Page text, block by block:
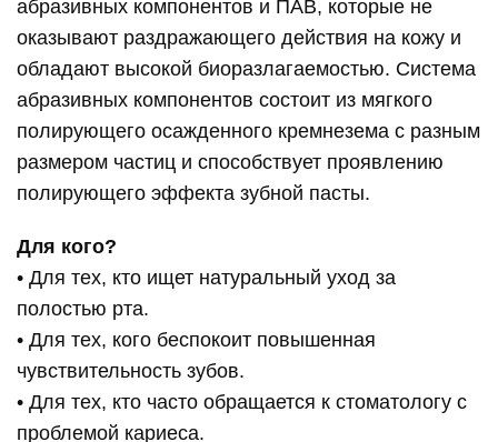
абразивных компонентов и ПАВ, которые не
оказывают раздражающего действия на кожу и
обладают высокой биоразлагаемостью. Система
абразивных компонентов состоит из мягкого
полирующего осажденного кремнезема с разным
размером частиц и способствует проявлению
полирующего эффекта зубной пасты.
Для кого?
• Для тех, кто ищет натуральный уход за
полостью рта.
• Для тех, кого беспокоит повышенная
чувствительность зубов.
• Для тех, кто часто обращается к стоматологу с
проблемой кариеса.